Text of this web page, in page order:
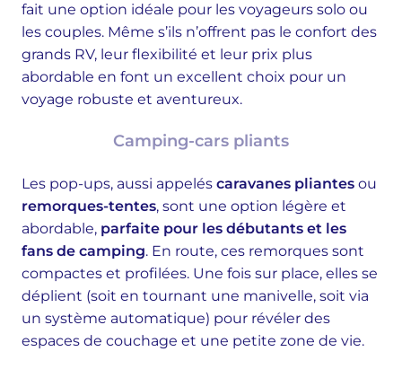
fait une option idéale pour les voyageurs solo ou
les couples. Même s’ils n’offrent pas le confort des
grands RV, leur flexibilité et leur prix plus
abordable en font un excellent choix pour un
voyage robuste et aventureux.
Camping-cars pliants
Les pop-ups, aussi appelés caravanes pliantes ou
remorques-tentes, sont une option légère et
abordable, parfaite pour les débutants et les
fans de camping. En route, ces remorques sont
compactes et profilées. Une fois sur place, elles se
déplient (soit en tournant une manivelle, soit via
un système automatique) pour révéler des
espaces de couchage et une petite zone de vie.